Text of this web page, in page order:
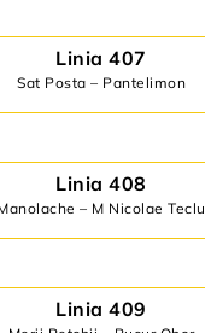
Linia 407
Sat Posta – Pantelimon
Linia 408
– M Nicolae Teclu
Linia 409